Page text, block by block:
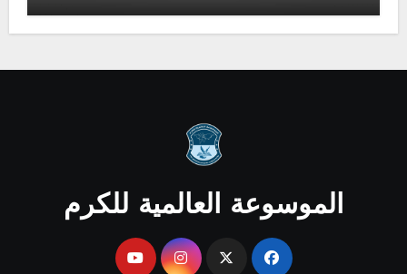
الموسوعة العالمية للكرم